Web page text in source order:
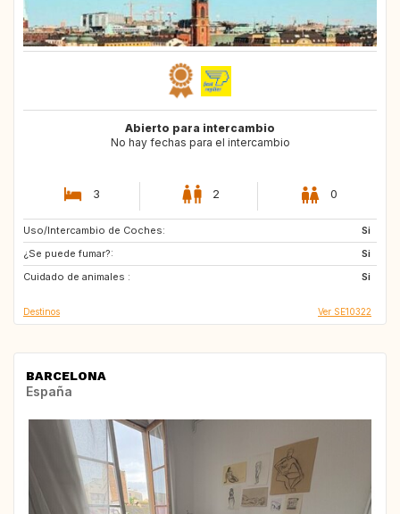
Abierto para intercambio
No hay fechas para el intercambio
3 2 0
Uso/Intercambio de Coches:
Si
¿Se puede fumar?:
Si
Cuidado de animales :
Si
DK
US
GB
Destinos Ver SE10322
BARCELONA
España